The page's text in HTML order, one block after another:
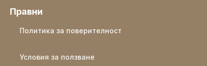
Правни
Политика за поверителност
Условия за ползване